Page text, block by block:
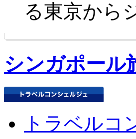
る東京から
シンガポール
トラベルコ